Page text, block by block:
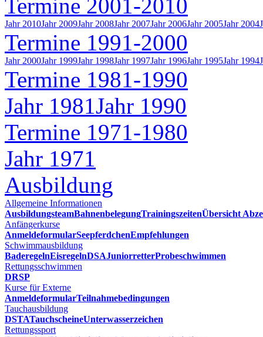
Termine 2001-2010
Jahr 2010Jahr 2009Jahr 2008Jahr 2007Jahr 2006Jahr 2005Jahr 2004
Termine 1991-2000
Jahr 2000Jahr 1999Jahr 1998Jahr 1997Jahr 1996Jahr 1995Jahr 1994
Termine 1981-1990
Jahr 1981Jahr 1990
Termine 1971-1980
Jahr 1971
Ausbildung
Allgemeine Informationen
AusbildungsteamBahnenbelegungTrainingszeitenÜbersicht
Anfängerkurse
AnmeldeformularSeepferdchenEmpfehlungen
Schwimmausbildung
BaderegelnEisregelnDSAJuniorretterProbeschwimmen
Rettungsschwimmen
DRSP
Kurse für Externe
AnmeldeformularTeilnahmebedingungen
Tauchausbildung
DSTATauchscheineUnterwasserzeichen
Rettungssport